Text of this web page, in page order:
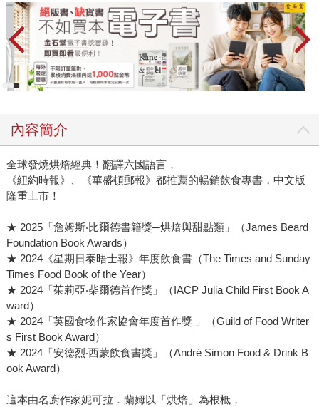
內容簡介
全球發燒烘焙經典！翻譯六國語言，
《紐約時報》、《華盛頓郵報》都推薦的暢銷飲食專書，中文版
隆重上市！
★ 2025「詹姆斯‧比爾德書籍獎─烘焙與甜點類」（James Beard
Foundation Book Awards）
★ 2024《星期日泰晤士報》年度飲食書（The Times and Sunday
Times Food Book of the Year）
★ 2024「茱莉亞‧柴爾德首作獎」（IACP Julia Child First Book A
ward）
★ 2024「英國食物作家協會年度首作獎 」（Guild of Food Writer
s First Book Award）
★ 2024「安德烈‧西蒙飲食書獎」（André Simon Food & Drink B
ook Award）
這本由名廚作家妮可拉．蘭姆以「烘焙」為根柢，